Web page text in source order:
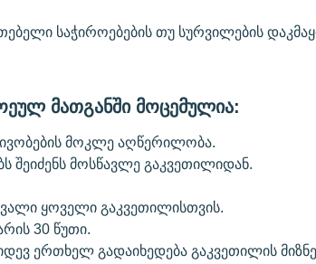
საჭიროებების თუ სურვილების
მათგანში მოცემულია:
მოკლე აღწერილობა.
შეიძენს მოსწავლე გაკვეთილიდან.
ყოველი გაკვეთილისთვის.
30 წუთი.
ერთხელ გადაიხედება გაკვეთილის